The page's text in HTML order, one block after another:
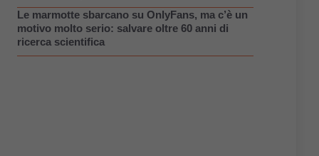
Le marmotte sbarcano su OnlyFans, ma c’è un
motivo molto serio: salvare oltre 60 anni di
ricerca scientifica